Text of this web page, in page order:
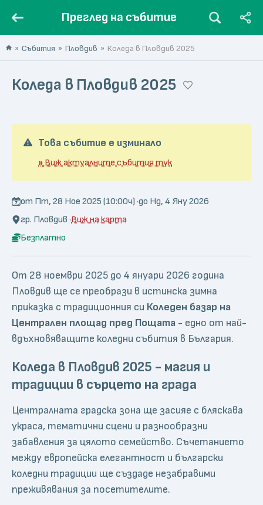
Преглед на събитие
Събития Пловдив Коледа в Пловдив 2025
Коледа в Пловдив 2025
Това събитие е изминало
»Виж актуалните събития тук
от Пт, 28 Ное 2025 (10:00ч) ·до Нд, 4 Яну 2026
гр. Пловдив ·Виж на карта
Безплатно
От 28 ноември 2025 до 4 януари 2026 година
Пловдив ще се преобрази в истинска зимна
приказка с традиционния си Коледен базар на
Централен площад пред Пощата - едно от най-
вдъхновяващите коледни събития в България.
Коледа в Пловдив 2025 - магия и
традиции в сърцето на града
Централната градска зона ще засияе с бляскава
украса, тематични сцени и разнообразни
забавления за цялото семейство. Съчетанието
между европейска елегантност и български
коледни традиции ще създаде незабравими
преживявания за посетителите.